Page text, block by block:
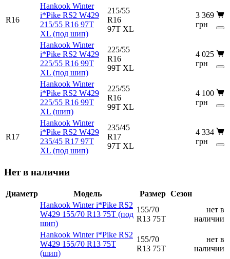
R16
Hankook Winter
i*Pike RS2 W429
215/55 R16 97T
XL (под шип)
215/55
R16
97T XL
3 369
грн
Hankook Winter
i*Pike RS2 W429
225/55 R16 99T
XL (под шип)
225/55
R16
99T XL
4 025
грн
Hankook Winter
i*Pike RS2 W429
225/55 R16 99T
XL (шип)
225/55
R16
99T XL
4 100
грн
R17
Hankook Winter
i*Pike RS2 W429
235/45 R17 97T
XL (под шип)
235/45
R17
97T XL
4 334
грн
Нет в наличии
Диаметр Модель Размер Сезон
Hankook Winter i*Pike RS2
W429 155/70 R13 75T (под
шип)
155/70
R13 75T
нет в
наличии
Hankook Winter i*Pike RS2
W429 155/70 R13 75T
(шип)
155/70
R13 75T
нет в
наличии